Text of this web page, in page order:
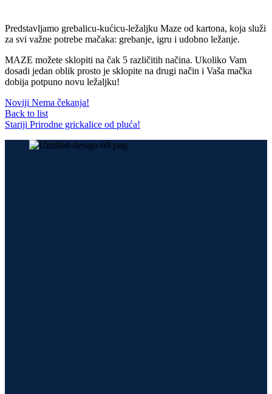
Predstavljamo grebalicu-kućicu-ležaljku Maze od kartona, koja služi
za svi važne potrebe mačaka: grebanje, igru i udobno ležanje.
MAZE možete sklopiti na čak 5 različitih načina. Ukoliko Vam
dosadi jedan oblik prosto je sklopite na drugi način i Vaša mačka
dobija potpuno novu ležaljku!
Noviji Nema čekanja!
Back to list
Stariji Prirodne grickalice od pluća!